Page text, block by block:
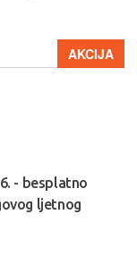
AKCIJA
- besplatno
ljetnog